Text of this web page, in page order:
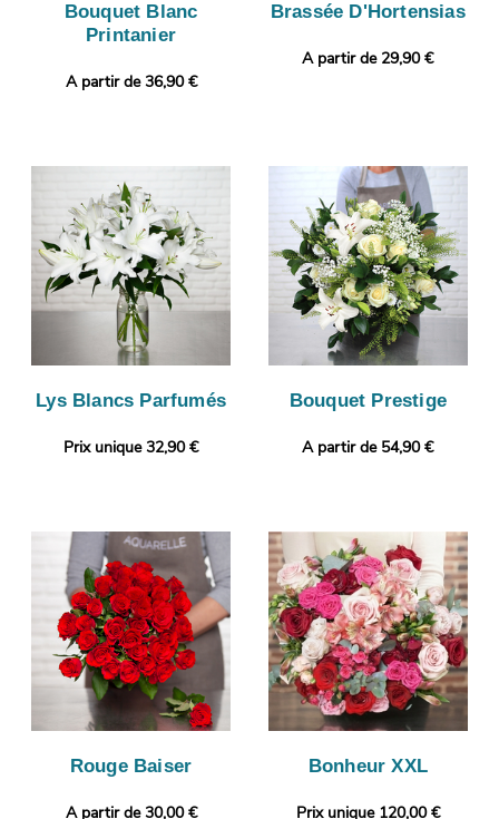
Bouquet Blanc
Printanier
A partir de 36,90 €
Brassée D'Hortensias
A partir de 29,90 €
Lys Blancs Parfumés
Prix unique 32,90 €
Bouquet Prestige
A partir de 54,90 €
Rouge Baiser
A partir de 30,00 €
Bonheur XXL
Prix unique 120,00 €